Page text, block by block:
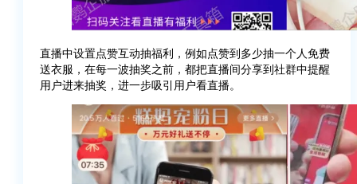
直播中设置点赞互动抽福利，例如点赞到多少抽一个人免费
送衣服，在每一波抽奖之前，都把直播间分享到社群中提醒
用户进来抽奖，进一步吸引用户看直播。